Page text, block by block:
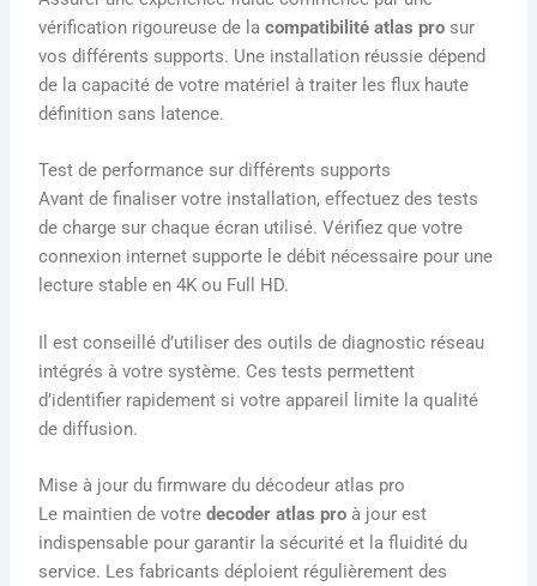
vérification rigoureuse de lacompatibilité atlas pro sur
vos différents supports. Une installation réussie dépend
de la capacité de votre matériel à traiter les flux haute
définition sans latence.
Test de performance sur différents supports
Avant de finaliser votre installation, effectuez des tests
de charge sur chaque écran utilisé. Vérifiez que votre
connexion internet supporte le débit nécessaire pour une
lecture stable en 4K ou Full HD.
Il est conseillé d’utiliser des outils de diagnostic réseau
intégrés à votre système. Ces tests permettent
d’identifier rapidement si votre appareil limite la qualité
de diffusion.
Mise à jour du firmware du décodeur atlas pro
Le maintien de votredecoder atlas pro à jour est
indispensable pour garantir la sécurité et la fluidité du
service. Les fabricants déploient régulièrement des